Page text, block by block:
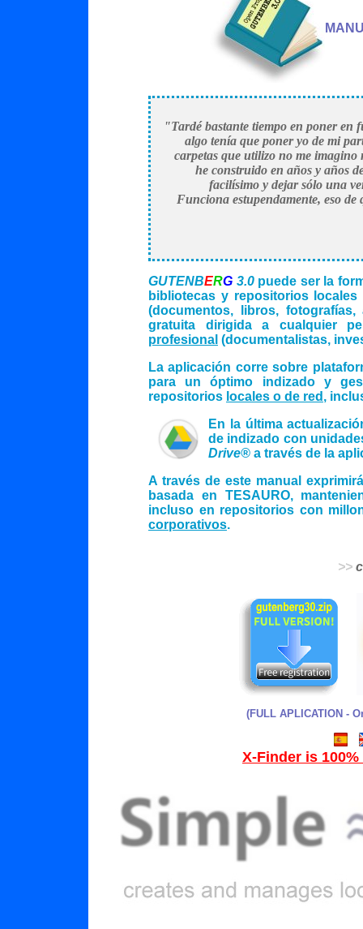
"Tardé bastante tiempo en poner
algo tenía que poner yo de mi
carpetas que utilizo no me
he construido en años y años
facilísimo y dejar sólo una
Funciona estupendamente, eso
GUTENBERG 3.0puede ser la
bibliotecas y repositorios
(documentos, libros,
gratuita dirigida a cualquier
profesional (documentalistas,
La aplicación corre sobre
para un óptimo indizado y
repositorios locales o de red ,
En la última
de indizado con
Drive® a través de la
A través de este manual
basada en TESAURO,
incluso en repositorios con
corporativos.
>>
(FULL APLICATION -
X-Finder is